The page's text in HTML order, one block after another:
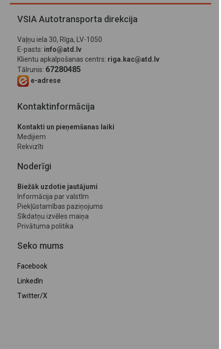
VSIA Autotransporta direkcija
Vaļņu iela 30, Rīga, LV-1050
E-pasts: info@atd.lv
Klientu apkalpošanas centrs: riga.kac@atd.lv
Tālrunis: 67280485
e-adrese
Kontaktinformācija
Kontakti un pieņemšanas laiki
Medijiem
Rekvizīti
Noderīgi
Biežāk uzdotie jautājumi
Informācija par valstīm
Piekļūstamības paziņojums
Sīkdatņu izvēles maiņa
Privātuma politika
Seko mums
Facebook
LinkedIn
Twitter/X